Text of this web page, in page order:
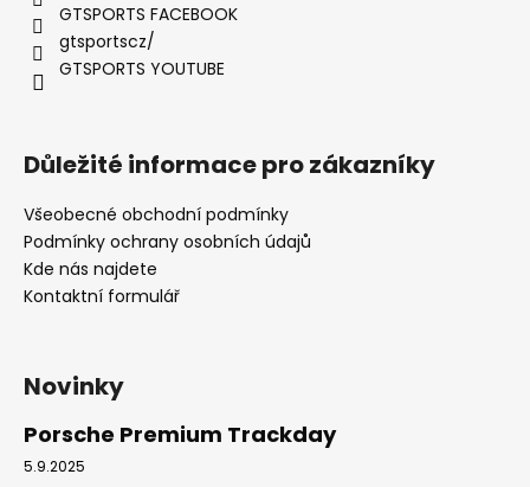
GTSPORTS FACEBOOK
gtsportscz/
GTSPORTS YOUTUBE
Důležité informace pro zákazníky
Všeobecné obchodní podmínky
Podmínky ochrany osobních údajů
Kde nás najdete
Kontaktní formulář
Novinky
Porsche Premium Trackday
5.9.2025